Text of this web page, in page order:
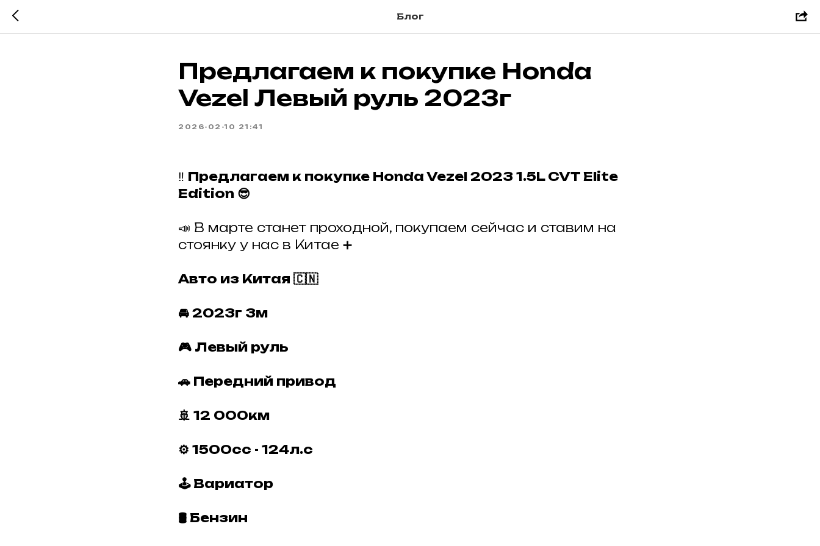
Блог
Предлагаем к покупке Honda
Vezel Левый руль 2023г
2026-02-10 21:41
‼️ Предлагаем к покупке Honda Vezel 2023 1.5L CVT Elite
Edition 😎
📣 В марте станет проходной, покупаем сейчас и ставим на
стоянку у нас в Китае ➕
Авто из Китая 🇨🇳
🚘 2023г 3м
🎮 Левый руль
🚗 Передний привод
🚢 12 000км
⚙️ 1500сс - 124л.с
🕹 Вариатор
🛢 Бензин